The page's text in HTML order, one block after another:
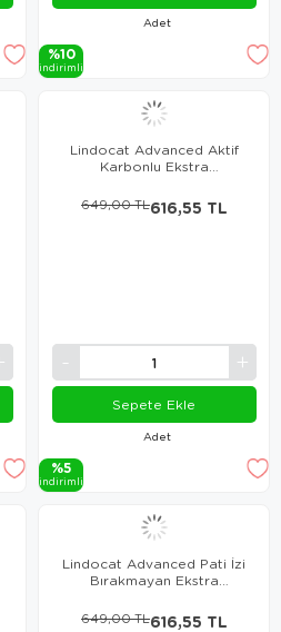
Adet
%10
i̇ndi̇ri̇mli̇
Lindocat Advanced Aktif
Karbonlu Ekstra
Adet
616,55 TL
649,00 TL
Sepete Ekle
%5
i̇ndi̇ri̇mli̇
Lindocat Advanced Pati İzi
Bırakmayan Ekstra
616,55 TL
649,00 TL